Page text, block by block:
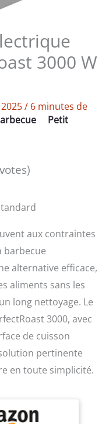
3000 W
/ 6 minutes de
Petit
aux contraintes
barbecue
alternative efficace,
aliments sans les
long nettoyage. Le
3000, avec
de cuisson
pertinente
en toute simplicité.